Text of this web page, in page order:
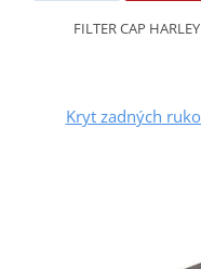
FILTER CAP
Kryt zadných